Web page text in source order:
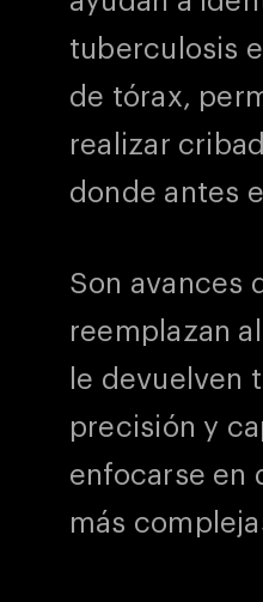
tuberculosis
de tórax,
realizar
donde antes
Son avances
reemplazan
le devuelven
precisión y
enfocarse en
más